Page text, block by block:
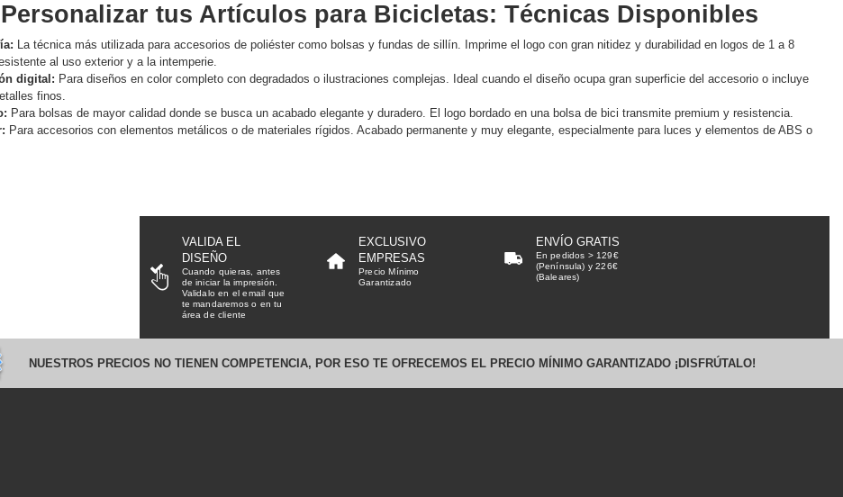
tus Artículos para Bicicletas: Técnicas Disponibles
La técnica más utilizada para accesorios de poliéster como bolsas y fundas de sillín. Imprime el logo con gran nitidez y durabilidad en logos de 1 a 8
al uso exterior y a la intemperie.
digital: Para diseños en color completo con degradados o ilustraciones complejas. Ideal cuando el diseño ocupa gran superficie del accesorio o incluye
finos.
Para bolsas de mayor calidad donde se busca un acabado elegante y duradero. El logo bordado en una bolsa de bici transmite premium y resistencia.
Para accesorios con elementos metálicos o de materiales rígidos. Acabado permanente y muy elegante, especialmente para luces y elementos de ABS o
VALIDA EL
DISEÑO
Cuando quieras, antes
de iniciar la impresión.
Validalo en el email que
te mandaremos o en tu
área de cliente
EXCLUSIVO
EMPRESAS
Precio Mínimo
Garantizado
ENVÍO GRATIS
En pedidos > 129€
(Península) y 226€
(Baleares)
NUESTROS PRECIOS NO TIENEN COMPETENCIA, POR ESO TE OFRECEMOS EL PRECIO MÍNIMO GARANTIZADO ¡DISFRÚTALO!